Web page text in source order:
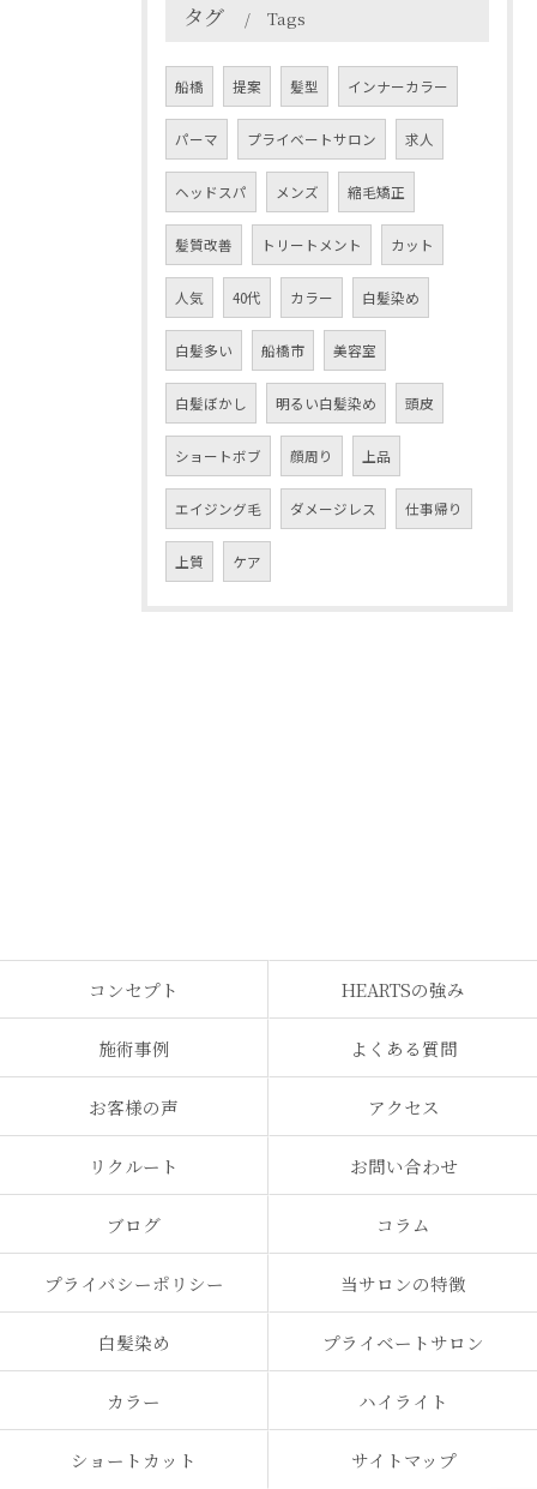
タグ Tags
船橋 提案 髪型 インナーカラー
パーマ プライベートサロン 求人
ヘッドスパ メンズ 縮毛矯正
髪質改善 トリートメント カット
人気 40代 カラー 白髪染め
白髪多い 船橋市 美容室
白髪ぼかし 明るい白髪染め 頭皮
ショートボブ 顔周り 上品
エイジング毛 ダメージレス 仕事帰り
上質 ケア
コンセプト HEARTSの強み
施術事例 よくある質問
お客様の声 アクセス
リクルート お問い合わせ
ブログ コラム
プライバシーポリシー 当サロンの特徴
白髪染め プライベートサロン
カラー ハイライト
ショートカット サイトマップ